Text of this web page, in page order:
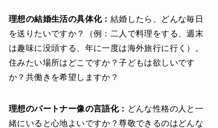
理想の結婚生活の具体化： 結婚したら、どんな毎日
を送りたいですか？（例：二人で料理をする、週末
は趣味に没頭する、年に一度は海外旅行に行く）。
住みたい場所はどこですか？子どもは欲しいです
か？共働きを希望しますか？
理想のパートナー像の言語化： どんな性格の人と一
緒にいると心地よいですか？尊敬できるのはどんな